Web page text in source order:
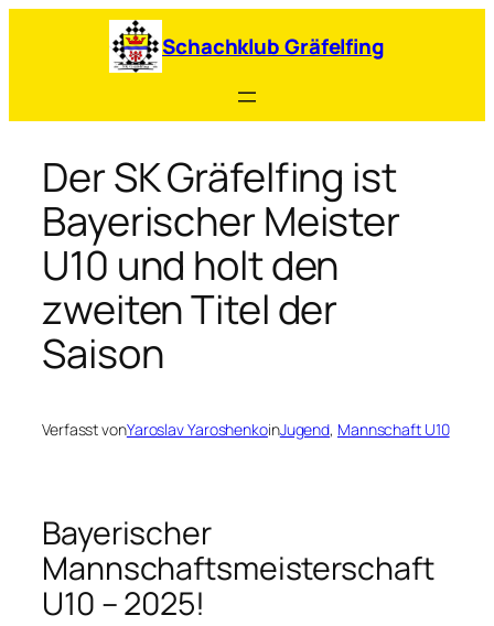
Schachklub Gräfelfing
Der SK Gräfelfing ist
Bayerischer Meister
U10 und holt den
zweiten Titel der
Saison
Verfasst vonYaroslav YaroshenkoinJugend, Mannschaft U10
Bayerischer
Mannschaftsmeisterschaft
U10 – 2025!